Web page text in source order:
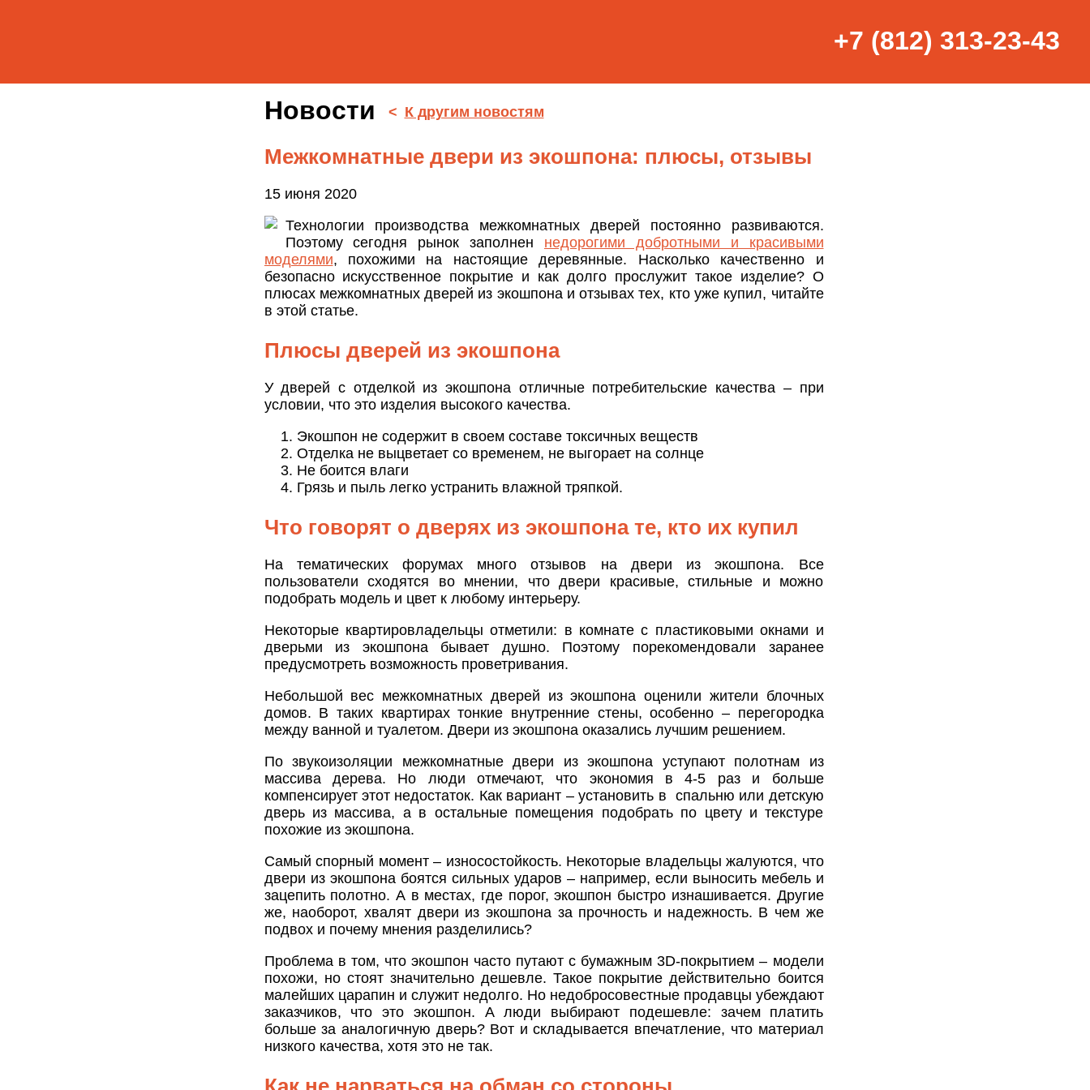
+7 (812) 313-23-43
Новости < К другим новостям
Межкомнатные двери из экошпона: плюсы, отзывы
15 июня 2020
Технологии производства межкомнатных дверей постоянно развиваются.
Поэтому сегодня рынок заполнен недорогими добротными и красивыми
моделями, похожими на настоящие деревянные. Насколько качественно и
безопасно искусственное покрытие и как долго прослужит такое изделие? О
плюсах межкомнатных дверей из экошпона и отзывах тех, кто уже купил, читайте
в этой статье.
Плюсы дверей из экошпона
У дверей с отделкой из экошпона отличные потребительские качества – при
условии, что это изделия высокого качества.
Экошпон не содержит в своем составе токсичных веществ
Отделка не выцветает со временем, не выгорает на солнце
Не боится влаги
Грязь и пыль легко устранить влажной тряпкой.
Что говорят о дверях из экошпона те, кто их купил
На тематических форумах много отзывов на двери из экошпона. Все
пользователи сходятся во мнении, что двери красивые, стильные и можно
подобрать модель и цвет к любому интерьеру.
Некоторые квартировладельцы отметили: в комнате с пластиковыми окнами и
дверьми из экошпона бывает душно. Поэтому порекомендовали заранее
предусмотреть возможность проветривания.
Небольшой вес межкомнатных дверей из экошпона оценили жители блочных
домов. В таких квартирах тонкие внутренние стены, особенно – перегородка
между ванной и туалетом. Двери из экошпона оказались лучшим решением.
По звукоизоляции межкомнатные двери из экошпона уступают полотнам из
массива дерева. Но люди отмечают, что экономия в 4-5 раз и больше
компенсирует этот недостаток. Как вариант – установить в спальню или детскую
дверь из массива, а в остальные помещения подобрать по цвету и текстуре
похожие из экошпона.
Самый спорный момент – износостойкость. Некоторые владельцы жалуются, что
двери из экошпона боятся сильных ударов – например, если выносить мебель и
зацепить полотно. А в местах, где порог, экошпон быстро изнашивается. Другие
же, наоборот, хвалят двери из экошпона за прочность и надежность. В чем же
подвох и почему мнения разделились?
Проблема в том, что экошпон часто путают с бумажным 3D-покрытием – модели
похожи, но стоят значительно дешевле. Такое покрытие действительно боится
малейших царапин и служит недолго. Но недобросовестные продавцы убеждают
заказчиков, что это экошпон. А люди выбирают подешевле: зачем платить
больше за аналогичную дверь? Вот и складывается впечатление, что материал
низкого качества, хотя это не так.